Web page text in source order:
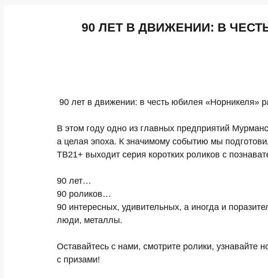
90 ЛЕТ В ДВИЖЕНИИ: В
90 лет в движении: в честь юбилея «Норникеля»
В этом году одно из главных предприятий
а целая эпоха. К значимому событию мы
ТВ21+ выходит серия коротких роликов с
90 лет…
90 роликов…
90 интересных, удивительных, а иногда и
люди, металлы.
Оставайтесь с нами, смотрите ролики, узнавайте
с призами!